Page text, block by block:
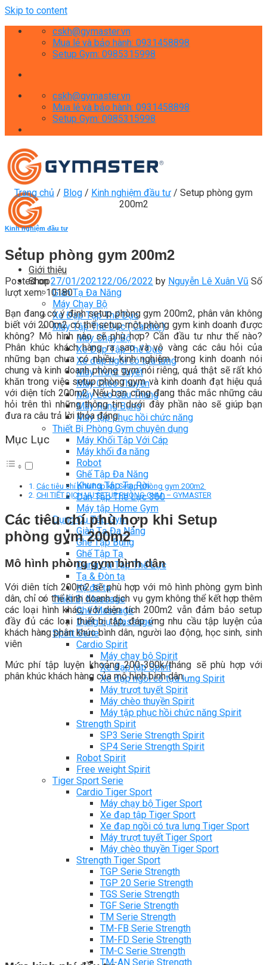
Skip to content
cskh@gymaster.vn
Mua lẻ và bảo hành: 0931458898
Setup Gym: 0985315998
cskh@gymaster.vn
Mua lẻ và bảo hành: 0931458898
Setup Gym: 0985315998
Giới thiệu
Shop
Giàn Tạ Đa Năng
Máy Chạy Bộ
Xe Đạp Tập Thể Dục
Máy Tập Thể Dục ( Cardio )
Máy Chạy Bộ
Xe Đạp Tập Thể Dục
Xe đạp ngồi có tựa lưng
Máy Trượt Tuyết
Máy Chèo Thuyền
Máy Leo Cầu Thang
Máy Rung Bụng
Máy tập phục hồi chức năng
Thiết Bị Phòng Gym chuyên dụng
Máy Khối Tập Với Cáp
Máy khối đa năng
Robot
Ghế Tập Đa Năng
Khung Tập Tạ Rời
Dàn Tập Thể Lực 360
Máy tập Home Gym
Dụng Cụ Tập Gym
Giàn Tạ Đa Năng
Ghế Tập Bụng
Ghế Tập Tạ
Dụng Cụ Tập Thể Lực
Tạ & Đòn tạ
Kệ để tạ
Thiết Bị Massage
Ghế Massage
Dụng cụ Massage
Spirit Serie
Cardio Spirit
Máy chạy bộ Spirit
Xe đạp tập Spirit
Xe đạp ngồi có tựa lưng Spirit
Máy trượt tuyết Spirit
Máy chèo thuyền Spirit
Máy tập phục hồi chức năng Spirit
Strength Spirit
SP3 Serie Strength Spirit
SP4 Serie Strength Spirit
Robot Spirit
Free weight Spirit
Tiger Sport Serie
Cardio Tiger Sport
Máy chạy bộ Tiger Sport
Xe đạp tập Tiger Sport
Xe đạp ngồi có tựa lưng Tiger Sport
Máy trượt tuyết Tiger Sport
Máy chèo thuyền Tiger Sport
Strength Tiger Sport
TGP Serie Strength
TGP 20 Serie Strength
TGS Serie Strength
TGF Serie Strength
TM Serie Strength
TM-FB Serie Strength
TM-FD Serie Strength
TM-C Serie Strength
TM-AN Serie Strength
Trang chủ / Blog / Kinh nghiệm đầu tư / Setup phòng gym
200m2
Kinh nghiệm đầu tư
Setup phòng gym 200m2
Posted on27/01/202122/06/2022 by Nguyễn Lê Xuân Vũ Số
lượt xem: 10180
Bạn đang có ý định setup phòng gym 200m2, phân vân không
biết với 200m2 có thể setup một phòng gym kinh doanh được
không? Mô hình nào sẽ phù hợp? Cần đầu tư như thế nào?
Phân khúc khách hàng ra sao và vô vàng các câu hỏi của
những bạn chưa có nhiều kinh nghiệm trong kinh doanh nói
chung và kinh doanh phòng gym nói riêng, quả thật sẽ rất khó
khăn trong việc setup phòng gym và kinh doanh đạt hiệu quả
với diện tích 200m2. Nếu bạn cũng đang thắc mắc những câu
hỏi trên thì những thông tin dưới đây phần nào sẽ giúp bạn
đưa ra câu trả lời thỏa đáng.
Mục Lục
Các tiêu chí phù hợp khi Setup phòng gym 200m2
CHI TIẾT DỊCH VỤ SETUP PHÒNG GYM – GYMASTER
Các tiêu chí phù hợp khi Setup
phòng gym 200m2
Mô hình phòng gym bình dân
Với diên tích 200m2 sẽ phù hợp với mô hình phòng gym bình
dân, chỉ có thể kinh doanh dịch vụ gym không thể kết hợp thêm
các loại hình khác, với diện tích 200m2 vẫn đảm bảo setup
đầy đủ các loại thiết bị tập, đáp ứng nhu cầu tập luyện của
khách hàng phân khúc bình dân, người lao động, học sinh, sinh
viên
Mức phí tập luyện khoảng 200-300k/tháng sẽ phù hợp với
phân khúc khách hàng của mô hình bình dân.